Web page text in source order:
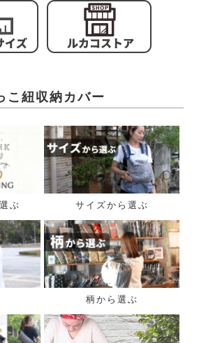
こ紐収納カバー
ぶ サイズから選ぶ
柄から選ぶ